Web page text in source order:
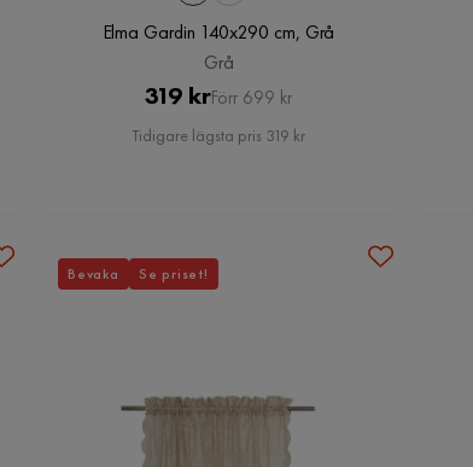
Elma Gardin 140x290 cm, Grå
Grå
Pris
319 krOriginal
Pris
Förr 699 kr
Tidigare lägsta pris 319 kr
Bevaka Se priset!